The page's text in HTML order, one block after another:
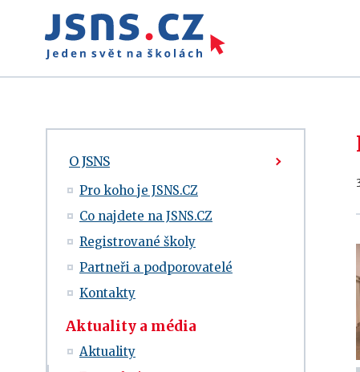
O JSNS
Pro koho je JSNS.CZ
Co najdete na JSNS.CZ
Registrované školy
Partneři a podporovatelé
Kontakty
Aktuality a média
Aktuality